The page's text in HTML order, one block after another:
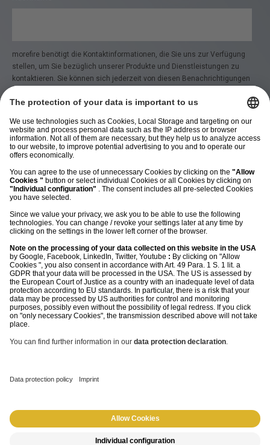
morefire benötigt die Kontaktinformationen, die Sie uns zur Verfügung
stellen, um Sie bezüglich unserer Produkte und Dienstleistungen zu
kontaktieren. Sie können sich jederzeit von diesen Benachrichtigungen
abmelden. Informationen zum Abbestellen sowie unsere
Datenschutzpraktiken und unsere Verpflichtung zum Schutz Ihrer
©2026morefire
Impressum